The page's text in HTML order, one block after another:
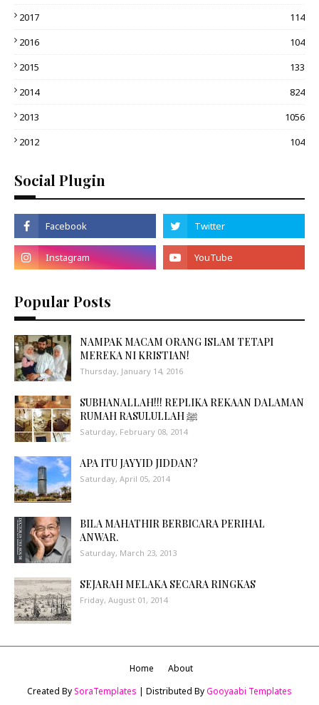
2017
114
2016
104
2015
133
2014
824
2013
1056
2012
104
Social Plugin
Popular Posts
NAMPAK MACAM ORANG ISLAM TETAPI
MEREKA NI KRISTIAN!
Thursday, January 14, 2016
SUBHANALLAH!!! REPLIKA REKAAN DALAMAN
RUMAH RASULULLAH ﷺ
Saturday, February 08, 2014
APA ITU JAYYID JIDDAN?
Saturday, April 05, 2014
BILA MAHATHIR BERBICARA PERIHAL
ANWAR.
Saturday, March 23, 2013
SEJARAH MELAKA SECARA RINGKAS
Friday, August 01, 2014
Home
About
Created BySoraTemplates | Distributed ByGooyaabi Templates